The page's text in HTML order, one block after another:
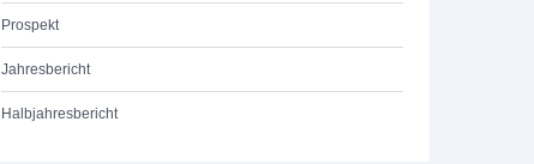
Prospekt
Jahresbericht
Halbjahresbericht